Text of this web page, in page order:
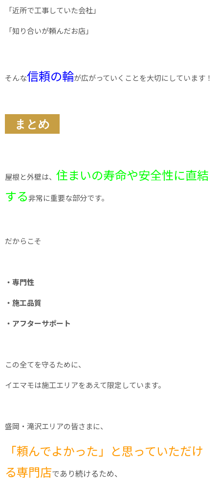
「近所で工事していた会社」
「知り合いが頼んだお店」
そんな信頼の輪が広がっていくことを大切にしています！
まとめ
屋根と外壁は、 住まいの寿命や安全性に直結
する非常に重要な部分です。
だからこそ
・専門性
・施工品質
・アフターサポート
この全てを守るために、
イエマモは施工エリアをあえて限定しています。
盛岡・滝沢エリアの皆さまに、
「頼んでよかった」と思っていただけ
る専門店であり続けるため、